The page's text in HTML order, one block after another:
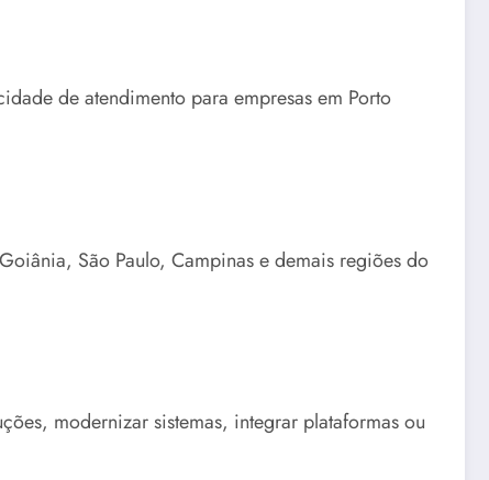
de atendimento para empresas em Porto
São Paulo, Campinas e demais regiões do
modernizar sistemas, integrar plataformas ou